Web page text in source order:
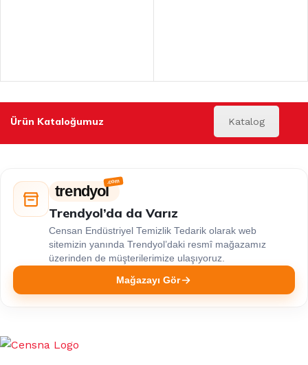
Ürün Kataloğumuz Katalog
trendyol
Trendyol’da da Varız
Censan Endüstriyel Temizlik Tedarik olarak web
sitemizin yanında Trendyol’daki resmî mağazamız
üzerinden de müşterilerimize ulaşıyoruz.
Mağazayı Gör